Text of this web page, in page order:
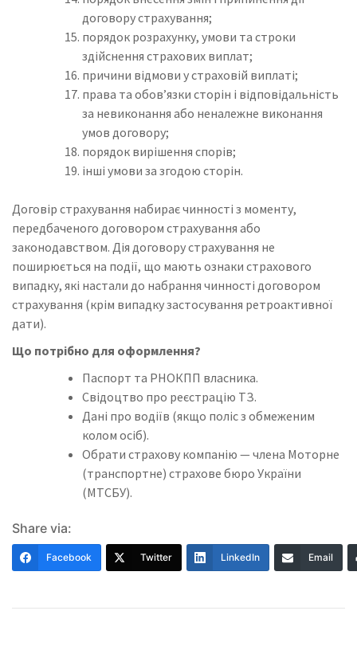
договору страхування;
порядок розрахунку, умови та строки
здійснення страхових виплат;
причини відмови у страховій виплаті;
права та обов’язки сторін і відповідальність
за невиконання або неналежне виконання
умов договору;
порядок вирішення спорів;
інші умови за згодою сторін.
Договір страхування набирає чинності з моменту,
передбаченого договором страхування або
законодавством. Дія договору страхування не
поширюється на події, що мають ознаки страхового
випадку, які настали до набрання чинності договором
страхування (крім випадку застосування ретроактивної
дати).
Що потрібно для оформлення?
Паспорт та РНОКПП власника.
Свідоцтво про реєстрацію ТЗ.
Дані про водіїв (якщо поліс з обмеженим
колом осіб).
Обрати страхову компанію — члена Моторне
(транспортне) страхове бюро України
(МТСБУ).
Share via:
Facebook Twitter LinkedIn Email